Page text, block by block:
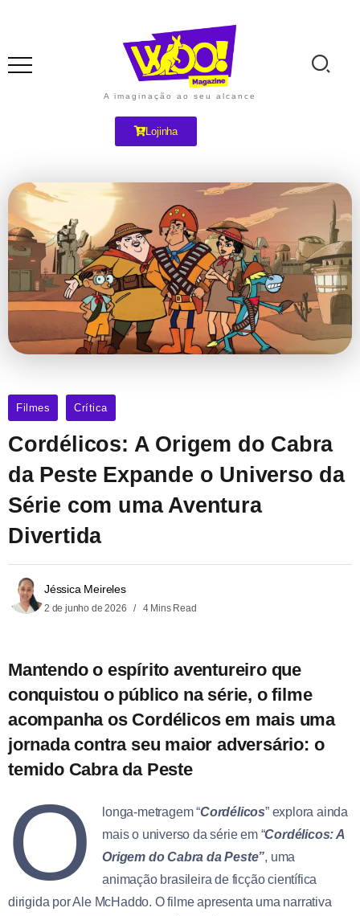
A imaginação ao seu alcance
Lojinha
Filmes Crítica
Cordélicos: A Origem do Cabra
da Peste Expande o Universo da
Série com uma Aventura
Divertida
Jéssica Meireles
2 de junho de 2026 4 Mins Read
Mantendo o espírito aventureiro que
conquistou o público na série, o filme
acompanha os Cordélicos em mais uma
jornada contra seu maior adversário: o
temido Cabra da Peste
O longa-metragem “Cordélicos” explora ainda
mais o universo da série em “Cordélicos: A
Origem do Cabra da Peste”, uma
animação brasileira de ficção científica
dirigida por Ale McHaddo. O filme apresenta uma narrativa